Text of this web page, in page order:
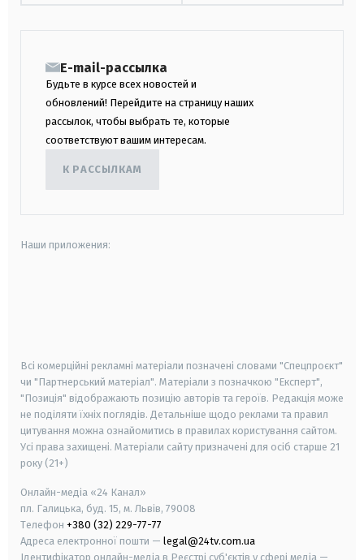
E-mail-рассылка
Будьте в курсе всех новостей и
обновлений! Перейдите на страницу наших
рассылок, чтобы выбрать те, которые
соответствуют вашим интересам.
К РАССЫЛКАМ
Наши приложения:
Всі комерційні рекламні матеріали позначені словами "Спецпроєкт"
чи "Партнерський матеріал". Матеріали з позначкою "Експерт",
"Позиція" відображають позицію авторів та героїв. Редакція може
не поділяти їхніх поглядів. Детальніше щодо реклами та правил
цитування можна ознайомитись в правилах користування сайтом.
Усі права захищені. Матеріали сайту призначені для осіб старше 21
року (21+)
Онлайн-медіа «24 Канал»
пл. Галицька, буд. 15, м. Львів, 79008
Телефон +380 (32) 229-77-77
Адреса електронної пошти — legal@24tv.com.ua
Ідентифікатор онлайн-медіа в Реєстрі суб'єктів у сфері медіа —